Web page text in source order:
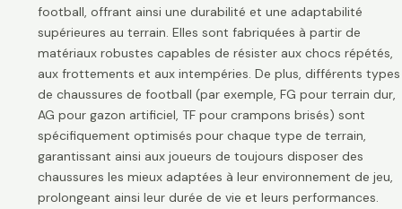
football, offrant ainsi une durabilité et une adaptabilité
supérieures au terrain. Elles sont fabriquées à partir de
matériaux robustes capables de résister aux chocs répétés,
aux frottements et aux intempéries. De plus, différents types
de chaussures de football (par exemple, FG pour terrain dur,
AG pour gazon artificiel, TF pour crampons brisés) sont
spécifiquement optimisés pour chaque type de terrain,
garantissant ainsi aux joueurs de toujours disposer des
chaussures les mieux adaptées à leur environnement de jeu,
prolongeant ainsi leur durée de vie et leurs performances.